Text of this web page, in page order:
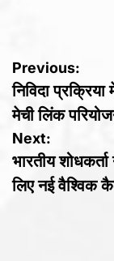
Post
Previous:
निविदा
मेची लिंक
Next:
भारतीय
लिए नई वैश्विक